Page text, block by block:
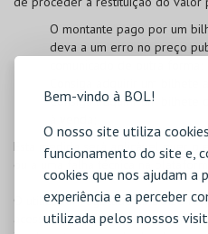
Bem-vindo à BOL!
O nosso site utiliza
funcionamento do site e,
cookies que nos ajudam a
experiência e a perceber
utilizada pelos nossos
O montante pago por um
deva a um erro no preço
Consiga adquirir um bilhete
Esta medida será aplicável quer o
ou a uma falha técnica na
O utilizador registado naBOLé
acesso, devendo garantir a